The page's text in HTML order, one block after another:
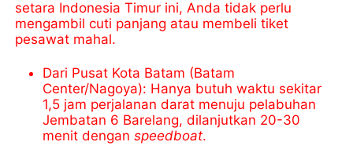
setara Indonesia Timur ini, Anda tidak perlu
mengambil cuti panjang atau membeli tiket
pesawat mahal.
Dari Pusat Kota Batam (Batam
Center/Nagoya): Hanya butuh waktu sekitar
1,5 jam perjalanan darat menuju pelabuhan
Jembatan 6 Barelang, dilanjutkan 20-30
menit denganspeedboat.